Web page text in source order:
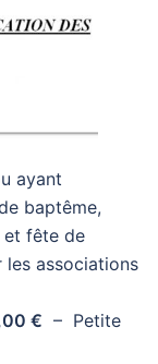
ayant
baptême,
et fête de
les associations
€ – Petite